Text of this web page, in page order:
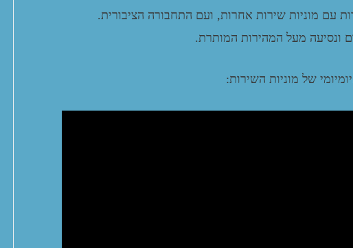
עם מוניות שירות אחרות, ועם התחבורה הציבורית.
ונסיעה מעל המהירות המותרת.
של מוניות השירות: